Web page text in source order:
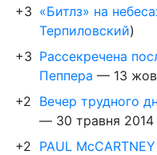
+3 «Битлз» на
Терпиловский)
+3 Рассекречена
Пеппера — 13
+2 Вечер трудного
— 30 травня 2014
+2 PAUL